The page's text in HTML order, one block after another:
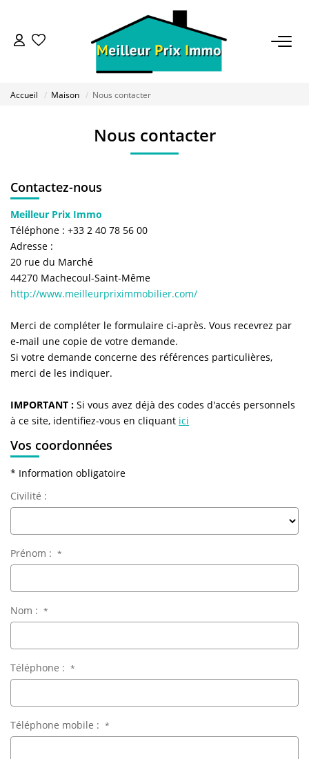
ACHETER
VENDRE
BAILLEUR
FONDS DE COMMERCE
NOS AGENCES
Qui Sommes-Nous
Accueil Maison Nous contacter
Nous contacter
Contactez-nous
Meilleur Prix Immo
Téléphone : +33 2 40 78 56 00
Adresse :
20 rue du Marché
44270 Machecoul-Saint-Même
http://www.meilleurpriximmobilier.com/
Merci de compléter le formulaire ci-après. Vous recevrez par
e-mail une copie de votre demande.
Si votre demande concerne des références particulières,
merci de les indiquer.
IMPORTANT : Si vous avez déjà des codes d'accés personnels
à ce site, identifiez-vous en cliquant ici
Vos coordonnées
* Information obligatoire
Civilité :
Prénom : *
Nom : *
Téléphone : *
Téléphone mobile : *